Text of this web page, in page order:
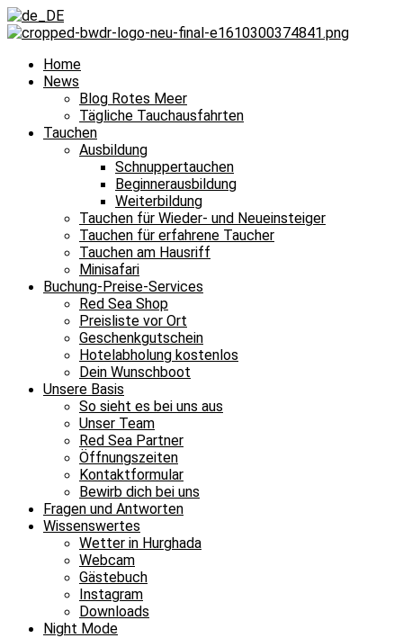
Home
News
Blog Rotes Meer
Tägliche Tauchausfahrten
Tauchen
Ausbildung
Schnuppertauchen
Beginnerausbildung
Weiterbildung
Tauchen für Wieder- und Neueinsteiger
Tauchen für erfahrene Taucher
Tauchen am Hausriff
Minisafari
Buchung-Preise-Services
Red Sea Shop
Preisliste vor Ort
Geschenkgutschein
Hotelabholung kostenlos
Dein Wunschboot
Unsere Basis
So sieht es bei uns aus
Unser Team
Red Sea Partner
Öffnungszeiten
Kontaktformular
Bewirb dich bei uns
Fragen und Antworten
Wissenswertes
Wetter in Hurghada
Webcam
Gästebuch
Instagram
Downloads
Night Mode